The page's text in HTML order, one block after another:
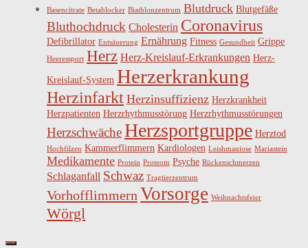
Basencitrate Betablocker Biathlonzentrum Blutdruck Blutgefäße
Bluthochdruck Cholesterin Coronavirus
Defibrillator Entsäuerung Ernährung Fitness Gesundheit Grippe
Heeressport Herz Herz-Kreislauf-Erkrankungen Herz-
Kreislauf-System Herzerkrankung
Herzinfarkt Herzinsuffizienz Herzkrankheit
Herzpatienten Herzrhythmusstörung Herzrhythmusstörungen
HerzschwächeHerzsportgruppe Herztod
Hochfilzen Kammerflimmern Kardiologen Leishmaniose Mariastein
Medikamente Protein Proteom Psyche Rückenschmerzen
Schlaganfall Schwaz Tragtierzentrum
Vorhofflimmern Vorsorge Weihnachtsfeier
Wörgl